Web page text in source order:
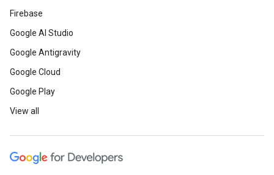
Firebase
Google AI Studio
Google Antigravity
Google Cloud
Google Play
View all